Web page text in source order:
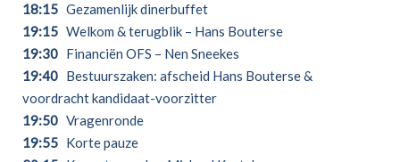
18:15 Gezamenlijk dinerbuffet
19:15 Welkom & terugblik – Hans Bouterse
19:30 Financiën OFS – Nen Sneekes
19:40 Bestuurszaken: afscheid Hans Bouterse &
voordracht kandidaat-voorzitter
19:50 Vragenronde
19:55 Korte pauze